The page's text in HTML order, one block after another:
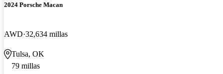
2024 Porsche Macan
AWD 32,634 millas
Tulsa, OK
79 millas